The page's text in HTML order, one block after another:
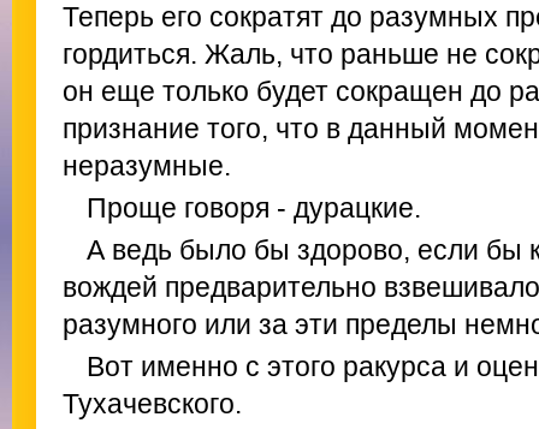
Теперь его сократят до разумных
гордиться. Жаль, что раньше не
он еще только будет сокращен до
признание того, что в данный
неразумные.
Проще говоря - дурацкие.
А ведь было бы здорово, если бы
вождей предварительно
разумного или за эти пределы
Вот именно с этого ракурса и
Тухачевского.